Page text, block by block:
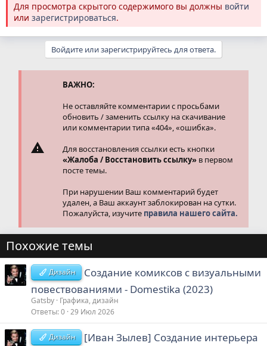
Для просмотра скрытого содержимого вы должны войти
или зарегистрироваться.
Войдите или зарегистрируйтесь для ответа.
ВАЖНО:
Не оставляйте комментарии с просьбами
обновить / заменить ссылку на скачивание
или комментарии типа «404», «ошибка».
Для восстановления ссылки есть кнопки
«Жалоба / Восстановить ссылку» в первом
посте темы.
При нарушении Ваш комментарий будет
удален, а Ваш аккаунт заблокирован на сутки.
Пожалуйста, изучите правила нашего сайта.
Похожие темы
Дизайн
Создание комиксов с визуальными
повествованиями - Domestika (2023)
Gatsby Графика, дизайн
Ответы 0 29 Июл 2026
Дизайн
[Иван Зылев] Создание интерьера